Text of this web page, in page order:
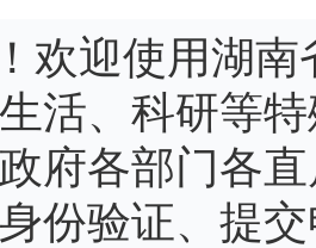
欢迎使用湖南
活、科研等
府各部门各
份验证、提